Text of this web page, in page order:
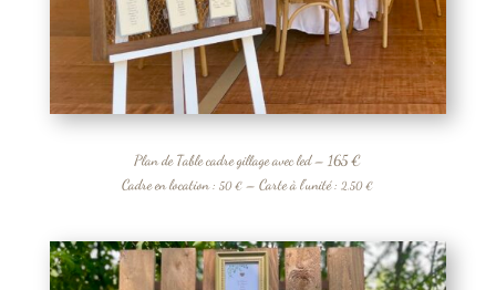
Plan de Table cadre gillage avec led – 165 €
Cadre en location :50 € – Carte à l’unité :2,50 €